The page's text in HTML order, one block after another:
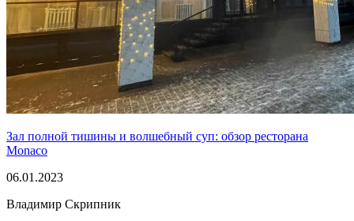
Зал полной тишины и волшебный суп: обзор ресторана
Monaco
06.01.2023
Владимир Скрипник